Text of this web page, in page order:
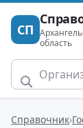
СП
область
Справочник